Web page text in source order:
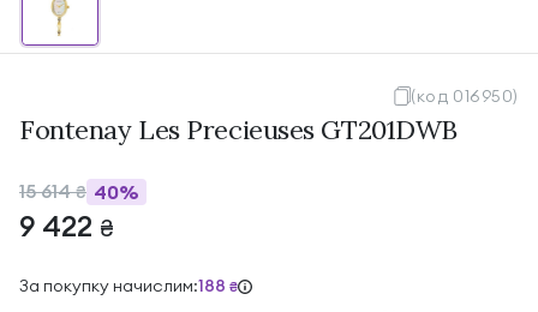
(код 016950)
Fontenay Les Precieuses GT201DWB
15 614₴ 40%
9 422 ₴
За покупку начислим:188 ₴